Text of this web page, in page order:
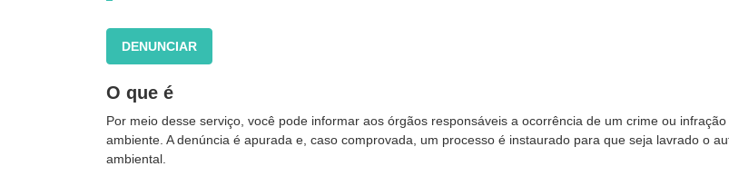
DENUNCIAR
O que é
Por meio desse serviço, você pode informar aos órgãos responsáveis a ocorrência de um crime ou
ambiente. A denúncia é apurada e, caso comprovada, um processo é instaurado para que seja lavrado o
ambiental.